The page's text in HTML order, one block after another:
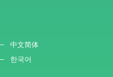
中文简体
한국어